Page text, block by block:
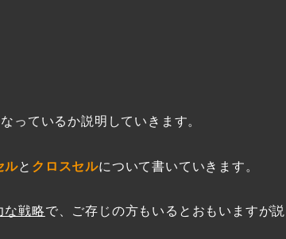
っているか説明していきます。
ルと クロスセルについて書いていきます。
な戦略で、ご存じの方もいるとおもいますが